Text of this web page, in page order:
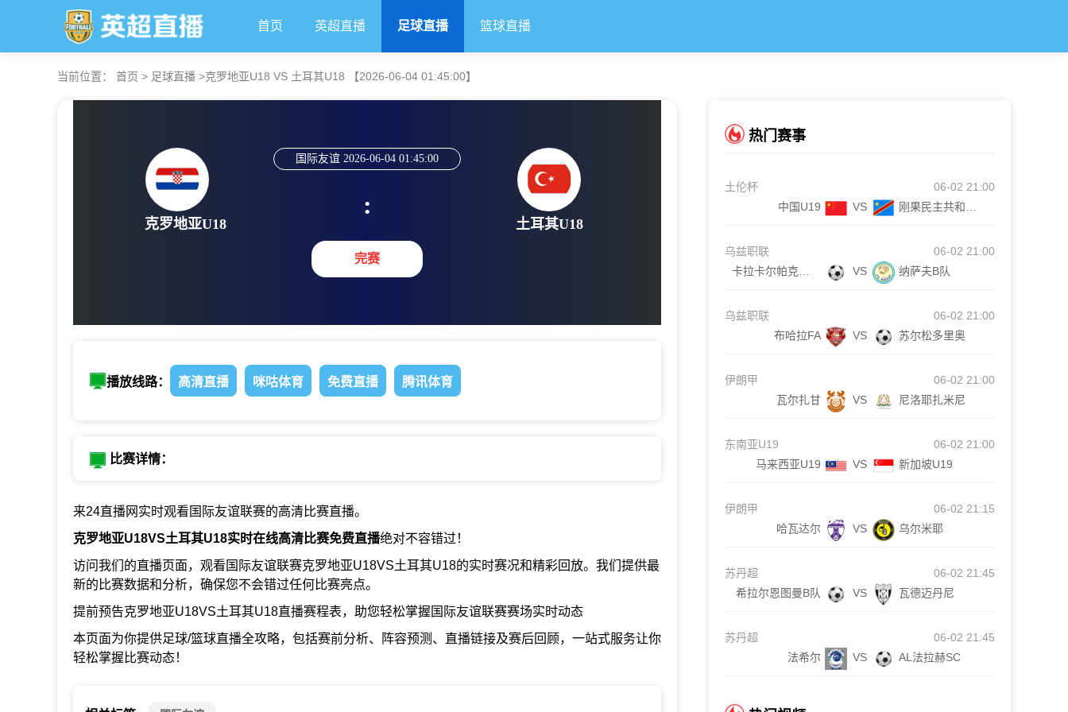
首页 英超直播 足球直播 篮球直播
当前位置： 首页 > 足球直播 >克罗地亚U18 VS 土耳其U18 【2026-06-04 01:45:00】
克罗地亚U18
国际友谊 2026-06-04 01:45:00
:
完赛
土耳其U18
播放线路： 高清直播 咪咕体育 免费直播 腾讯体育
比赛详情：
来24直播网实时观看国际友谊联赛的高清比赛直播。
克罗地亚U18VS土耳其U18实时在线高清比赛免费直播绝对不容错过！
访问我们的直播页面，观看国际友谊联赛克罗地亚U18VS土耳其U18的实时赛况和精彩回放。我们提供最
新的比赛数据和分析，确保您不会错过任何比赛亮点。
提前预告克罗地亚U18VS土耳其U18直播赛程表，助您轻松掌握国际友谊联赛赛场实时动态
本页面为你提供足球/篮球直播全攻略，包括赛前分析、阵容预测、直播链接及赛后回顾，一站式服务让你
轻松掌握比赛动态！
热门赛事
土伦杯
06-02 21:00
中国U19
VS
乌兹职联
06-02 21:00
VS 纳萨夫B队
乌兹职联
06-02 21:00
布哈拉FA
VS 苏尔松多里奥
伊朗甲
06-02 21:00
瓦尔扎甘
VS 尼洛耶扎米尼
东南亚U19
06-02 21:00
马来西亚U19
VS 新加坡U19
伊朗甲
06-02 21:15
哈瓦达尔
VS 乌尔米耶
苏丹超
06-02 21:45
希拉尔恩图曼B队
VS 瓦德迈丹尼
苏丹超
06-02 21:45
法希尔
VS AL法拉赫SC